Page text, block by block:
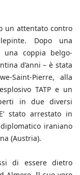
un attentato contro
Dopo una
una coppia belgo-
d’anni – è stata
Saint-Pierre, alla
TATP e un
in due diversi
stato arrestato in
iraniano
(Austria).
di essere dietro